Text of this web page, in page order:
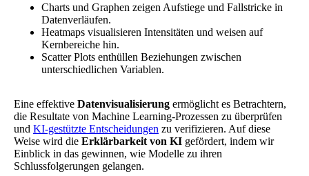
Charts und Graphen zeigen Aufstiege und Fallstricke in
Datenverläufen.
Heatmaps visualisieren Intensitäten und weisen auf
Kernbereiche hin.
Scatter Plots enthüllen Beziehungen zwischen
unterschiedlichen Variablen.
Eine effektive Datenvisualisierung ermöglicht es Betrachtern,
die Resultate von Machine Learning-Prozessen zu überprüfen
und KI-gestützte Entscheidungen zu verifizieren. Auf diese
Weise wird die Erklärbarkeit von KI gefördert, indem wir
Einblick in das gewinnen, wie Modelle zu ihren
Schlussfolgerungen gelangen.